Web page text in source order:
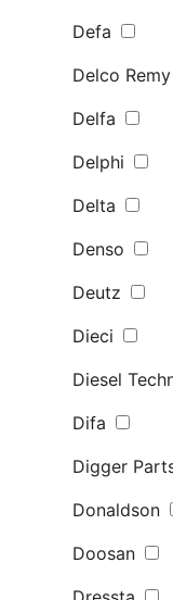
Defa
Delco Remy
Delfa
Delphi
Delta
Denso
Deutz
Dieci
Diesel
Difa
Digger
Donaldson
Doosan